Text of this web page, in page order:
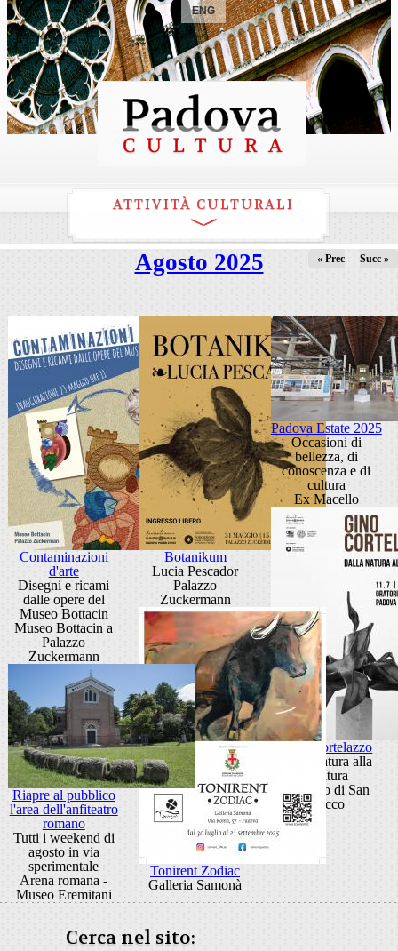
ENG
ATTIVITÀ CULTURALI
Agosto 2025 « Prec Succ »
Contaminazioni
d'arte
Disegni e ricami
dalle opere del
Museo Bottacin
Museo Bottacin a
Palazzo
Zuckermann
Botanikum
Lucia Pescador
Palazzo
Zuckermann
Padova Estate 2025
Occasioni di
bellezza, di
conoscenza e di
cultura
Ex Macello
Gino Cortelazzo
Dalla natura alla
scultura
Oratorio di San
Rocco
Tonirent Zodiac
Galleria Samonà
Riapre al pubblico
l'area dell'anfiteatro
romano
Tutti i weekend di
agosto in via
sperimentale
Arena romana -
Museo Eremitani
Cerca nel sito: